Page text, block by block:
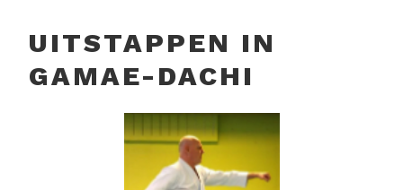
UITSTAPPEN IN
GAMAE-DACHI